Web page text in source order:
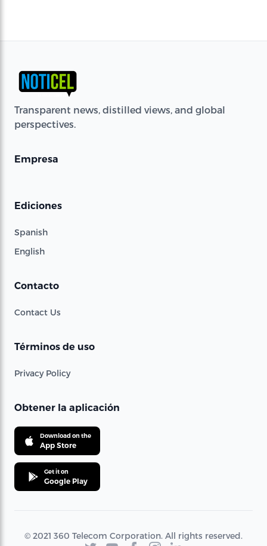
Transparent news, distilled views, and global
perspectives.
Empresa
Ediciones
Spanish
English
Contacto
Contact Us
Términos de uso
Privacy Policy
Obtener la aplicación
Download on the
App Store
Get it on
Google Play
© 2021 360 Telecom Corporation. All rights reserved.